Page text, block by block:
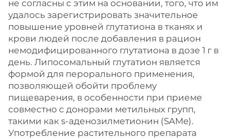
не согласны с этим на основании, того, что им
удалось зарегистрировать значительное
повышение уровней глутатиона в тканях и
крови людей после добавления в рацион
немодифицированного глутатиона в дозе 1 г в
день. Липосомальный глутатион является
формой для перорального применения,
позволяющей обойти проблему
пищеварения, в особенности при приеме
совместно с донорами метильных групп,
такими как s-аденозилметионин (SAMe).
Употребление растительного препарата